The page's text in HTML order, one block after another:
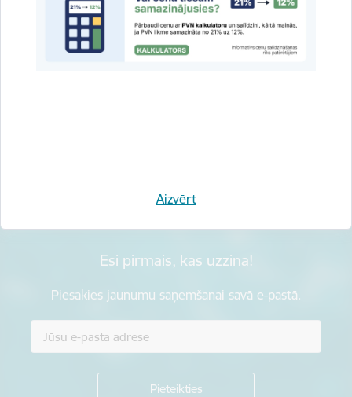
Aizvērt
Esi pirmais, kas uzzina!
Piesakies jaunumu saņemšanai savā e-pastā.